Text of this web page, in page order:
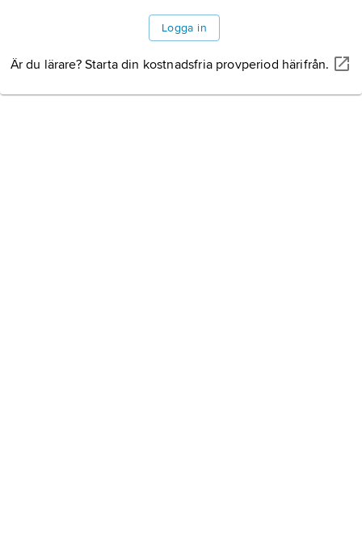
Logga in
Är du lärare? Starta din kostnadsfria provperiod härifrån.